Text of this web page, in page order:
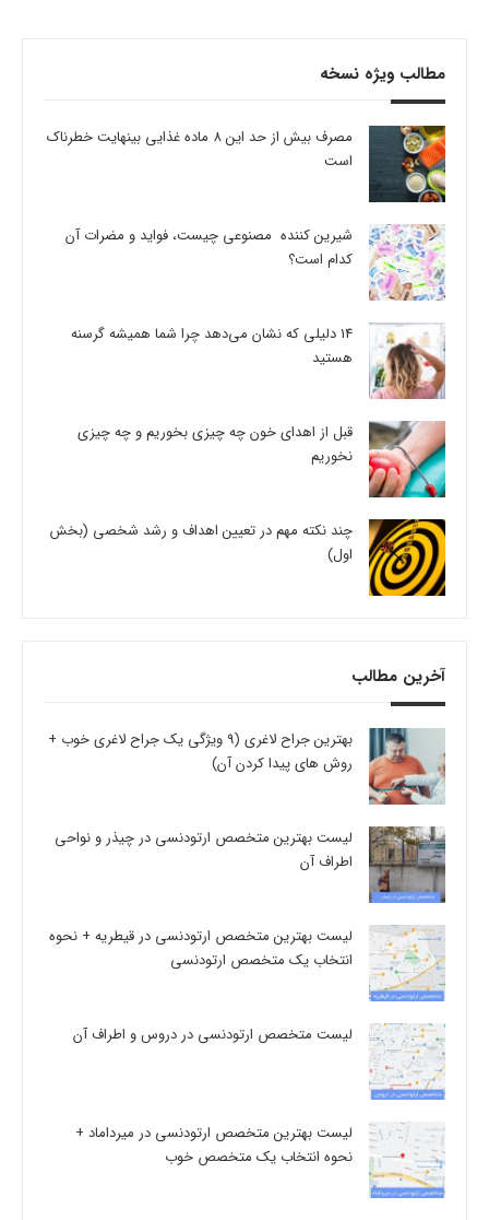
مطالب ویژه نسخه
مصرف بیش از حد این 8 ماده غذایی بینهایت خطرناک
است
شیرین کننده مصنوعی چیست، فواید و مضرات آن
کدام است؟
14 دلیلی که نشان می‌دهد چرا شما همیشه گرسنه
هستید
قبل از اهدای خون چه چیزی بخوریم و چه چیزی
نخوریم
چند نکته مهم در تعیین اهداف و رشد شخصی (بخش
اول)
آخرین مطالب
بهترین جراح لاغری (9 ویژگی یک جراح لاغری خوب +
روش های پیدا کردن آن)
لیست بهترین متخصص ارتودنسی در چیذر و نواحی
اطراف آن
لیست بهترین متخصص ارتودنسی در قیطریه + نحوه
انتخاب یک متخصص ارتودنسی
لیست متخصص ارتودنسی در دروس و اطراف آن
لیست بهترین متخصص ارتودنسی در میرداماد +
نحوه انتخاب یک متخصص خوب